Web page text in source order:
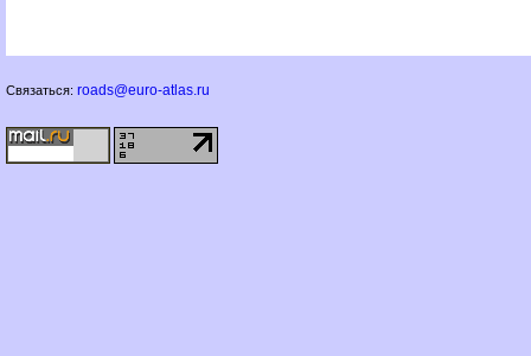
Связаться: roads@euro-atlas.ru